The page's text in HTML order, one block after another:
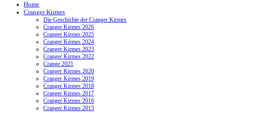
Home
Cranger Kirmes
Die Geschichte der Cranger Kirmes
Cranger Kirmes 2026
Cranger Kirmes 2025
Cranger Kirmes 2024
Cranger Kirmes 2023
Cranger Kirmes 2022
Crange 2021
Cranger Kirmes 2020
Cranger Kirmes 2019
Cranger Kirmes 2018
Cranger Kirmes 2017
Cranger Kirmes 2016
Cranger Kirmes 2015